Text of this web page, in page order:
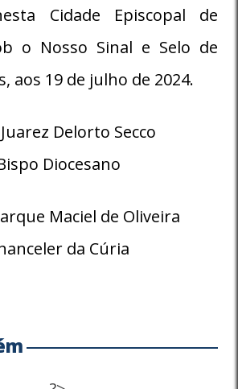
Cidade Episcopal de
o Nosso Sinal e Selo de
aos 19 de julho de 2024.
Delorto Secco
Diocesano
Maciel de Oliveira
da Cúria